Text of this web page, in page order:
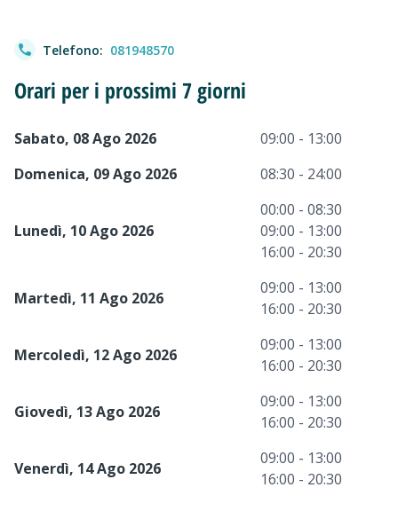
Telefono: 081948570
Orari per i prossimi 7 giorni
Sabato, 08 Ago 2026
09:00 - 13:00
Domenica, 09 Ago 2026
08:30 - 24:00
Lunedì, 10 Ago 2026
00:00 - 08:30
09:00 - 13:00
16:00 - 20:30
Martedì, 11 Ago 2026
09:00 - 13:00
16:00 - 20:30
Mercoledì, 12 Ago 2026
09:00 - 13:00
16:00 - 20:30
Giovedì, 13 Ago 2026
09:00 - 13:00
16:00 - 20:30
Venerdì, 14 Ago 2026
09:00 - 13:00
16:00 - 20:30